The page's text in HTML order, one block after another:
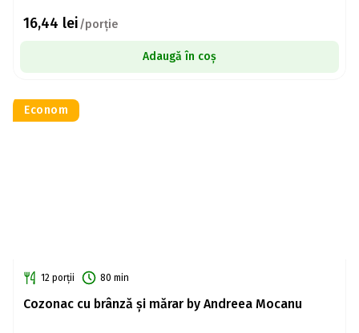
16,44 lei/porție
Adaugă în coș
Econom
12 porții 80 min
Cozonac cu brânză și mărar by Andreea Mocanu